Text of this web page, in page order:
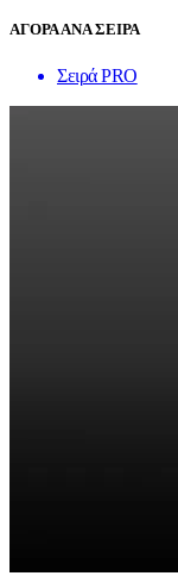
ΑΓΟΡΑ ΑΝΑ ΣΕΙΡΑ
Σειρά PRO